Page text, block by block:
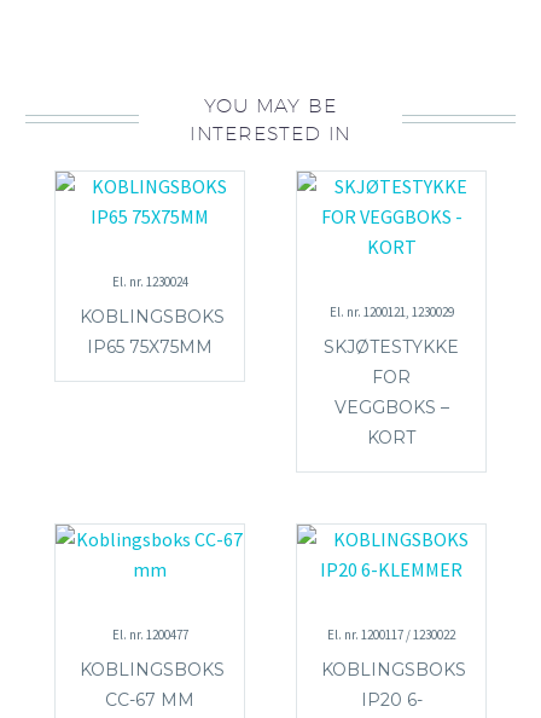
YOU MAY BE
INTERESTED IN
El. nr. 1230024
KOBLINGSBOKS
IP65 75X75MM
El. nr. 1200121, 1230029
SKJØTESTYKKE
FOR
VEGGBOKS –
KORT
El. nr. 1200477
KOBLINGSBOKS
CC-67 MM
El. nr. 1200117 / 1230022
KOBLINGSBOKS
IP20 6-